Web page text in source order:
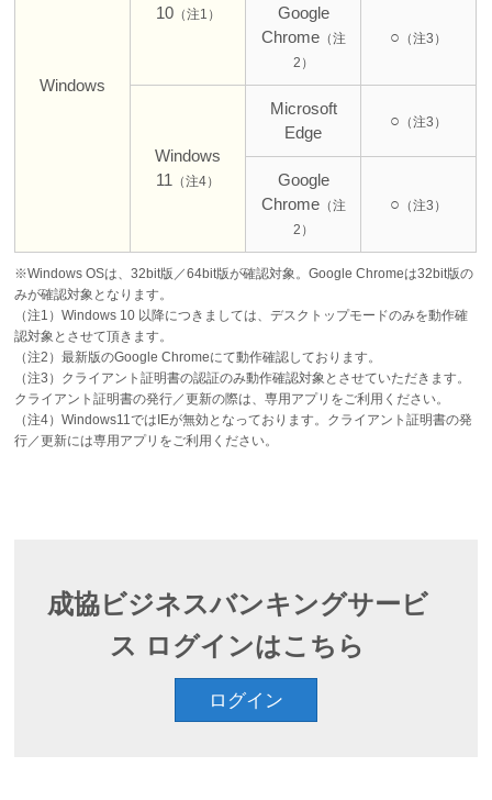
Windows
10（注1）
Google
Chrome（注
2）
○ （注3）
Windows
11
（注4）
Microsoft
Edge
○ （注3）
Google
Chrome（注
2）
○ （注3）
※Windows OSは、32bit版／64bit版が確認対象。Google Chromeは32bit版の
みが確認対象となります。
（注1）Windows 10 以降につきましては、デスクトップモードのみを動作確
認対象とさせて頂きます。
（注2）最新版のGoogle Chromeにて動作確認しております。
（注3）クライアント証明書の認証のみ動作確認対象とさせていただきます。
クライアント証明書の発行／更新の際は、専用アプリをご利用ください。
（注4）Windows11ではIEが無効となっております。クライアント証明書の発
行／更新には専用アプリをご利用ください。
成協ビジネスバンキングサービ
ス ログインはこちら
ログイン